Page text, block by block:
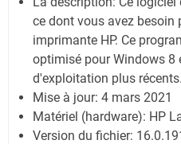
ce dont vous avez besoin
imprimante HP. Ce
optimisé pour Windows 8
d'exploitation plus récents.
Mise à jour: 4 mars 2021
Matériel (hardware): HP
Version du fichier: